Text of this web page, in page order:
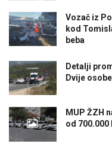
Vozač iz
kod
beba
Detalji
Dvije
MUP ŽZH
od 700.000